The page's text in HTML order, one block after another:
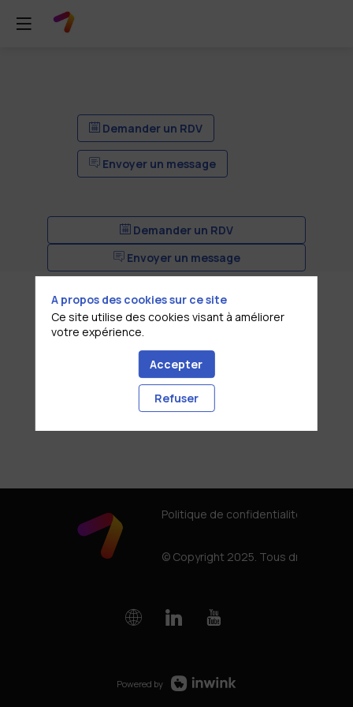
Demander un RDV
Envoyer un message
Demander un RDV
Envoyer un message
Politique de confidentialité
© Copyright 2025. Tous droits
Powered by
A propos des cookies sur ce site
Ce site utilise des cookies visant à améliorer
votre expérience.
Accepter
Refuser